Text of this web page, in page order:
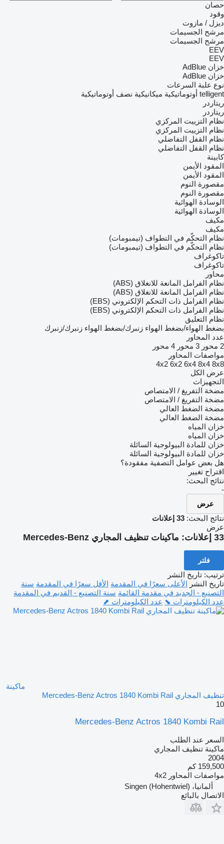
حصان
وقود
ديزل / مازوت
مرشح الجسيمات
مرشح الجسيمات
EEV
EEV
خزان AdBlue
خزان AdBlue
نوع علبة السرعات
telligent أوتوماتيكية ميكانيكية نصف أوتوماتيكية
ريتاردر
ريتاردر
نظام التزييت المركزي
نظام التزييت المركزي
نظام القفل التفاضلي
نظام القفل التفاضلي
كابينة
المقود الأيمن
المقود الأيمن
مقصورة النوم
مقصورة النوم
الوسادة الهوائية
الوسادة الهوائية
مكيف
مكيف
نظام التحكّم في التطواف (تيمبومات)
نظام التحكّم في التطواف (تيمبومات)
تاكوغراف
تاكوغراف
محاور
نظام الفرامل المانعة للانغلاق (ABS)
نظام الفرامل المانعة للانغلاق (ABS)
نظام الفرامل ذات التحكم الإلكتروني (EBS)
نظام الفرامل ذات التحكم الإلكتروني (EBS)
نظام التعليق
بضغط الهواء/بضغط الهواء زنبرك/بضغط الهواء زنبرك/زنبرك
عدد المحاور
2 محور
3 محور
4 محور
مواصفات المحاور
4x2 6x2 6x4 8x4 8x8
عرض الكل
التجهيزات
مضخة التفريغ / الامتصاص
مضخة التفريغ / الامتصاص
مضخة الضغط العالي
مضخة الضغط العالي
خزان المياه
خزان المياه
خزان للمادة البيولوجية السائلة
خزان للمادة البيولوجية السائلة
هل بعض عوامل التصفية مفقودة؟
اقتراح تغيير
نتائج البحث:
-
عرض
نتائج البحث: 33 إعلانات
عرض
33 إعلانات: ماكينات تنظيف المجاري Mercedes-Benz
فلتر
ترتيب: تاريخ النشر
تاريخ النشر الأعلى سعرًا في المقدمة الأقل سعرًا في المقدمة سنة
التصنيع - الجديد في مقدمة القائمة سنة التصنيع - القديم في المقدمة
عدد الكيلومترات ⬊ عدد الكيلومترات ⬈
ماكينة
تنظيف المجاري Mercedes-Benz Actros 1840 Kombi Rail
10
Mercedes-Benz Actros 1840 Kombi Rail
السعر عند الطلب
ماكينة تنظيف المجاري
2004
159,500 كم
مواصفات المحاور 4x2
ألمانيا، Singen (Hohentwiel)
الاتصال بالبائع